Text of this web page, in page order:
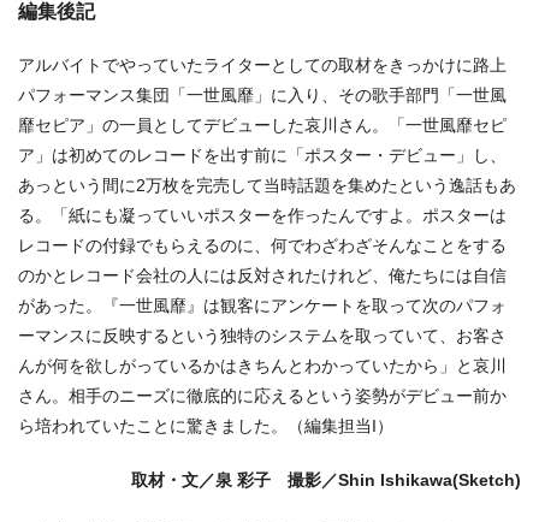
編集後記
アルバイトでやっていたライターとしての取材をきっかけに路上
パフォーマンス集団「一世風靡」に入り、その歌手部門「一世風
靡セピア」の一員としてデビューした哀川さん。「一世風靡セピ
ア」は初めてのレコードを出す前に「ポスター・デビュー」し、
あっという間に2万枚を完売して当時話題を集めたという逸話もあ
る。「紙にも凝っていいポスターを作ったんですよ。ポスターは
レコードの付録でもらえるのに、何でわざわざそんなことをする
のかとレコード会社の人には反対されたけれど、俺たちには自信
があった。『一世風靡』は観客にアンケートを取って次のパフォ
ーマンスに反映するという独特のシステムを取っていて、お客さ
んが何を欲しがっているかはきちんとわかっていたから」と哀川
さん。相手のニーズに徹底的に応えるという姿勢がデビュー前か
ら培われていたことに驚きました。（編集担当I）
取材・文／泉 彩子 撮影／Shin Ishikawa(Sketch)